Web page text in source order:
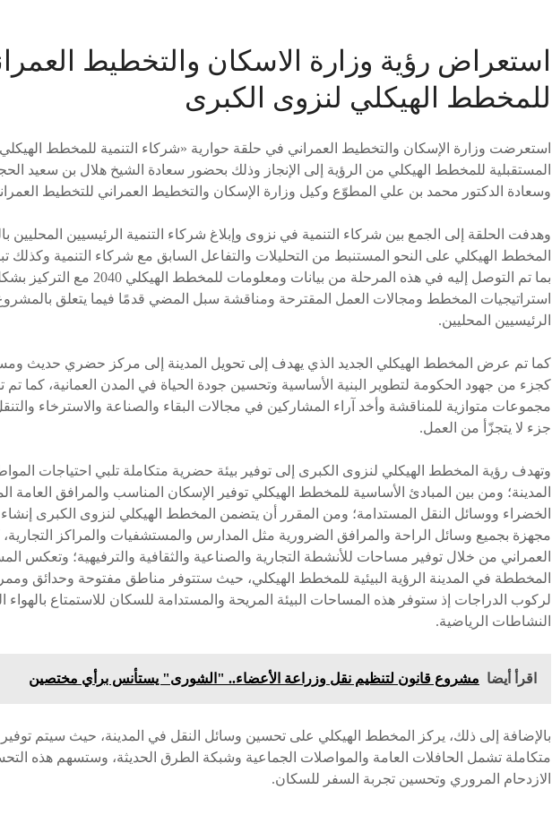
استعراض رؤية وزارة الاسكان والتخطيط
للمخطط الهيكلي لنزوى الكبرى
استعرضت وزارة الإسكان والتخطيط العمراني في حلقة حوارية «شركاء التنمية للمخطط الهيكلي
المستقبلية للمخطط الهيكلي من الرؤية إلى الإنجاز وذلك بحضور سعادة الشيخ هلال بن سعيد
وسعادة الدكتور محمد بن علي المطوّع وكيل وزارة الإسكان والتخطيط العمراني للتخطيط
وهدفت الحلقة إلى الجمع بين شركاء التنمية في نزوى وإبلاغ شركاء التنمية الرئيسيين المحليين
المخطط الهيكلي على النحو المستنبط من التحليلات والتفاعل السابق مع شركاء التنمية وكذلك
بما تم التوصل إليه في هذه المرحلة من بيانات
استراتيجيات المخطط ومجالات العمل المقترحة ومناقشة سبل المضي قدمًا فيما يتعلق
الرئيسيين المحليين.
كما تم عرض المخطط الهيكلي الجديد الذي يهدف إلى تحويل المدينة إلى مركز حضري حديث
كجزء من جهود الحكومة لتطوير البنية الأساسية وتحسين جودة الحياة في المدن العمانية، كما
مجموعات متوازية للمناقشة وأخد آراء المشاركين في مجالات البقاء والصناعة والاسترخاء
جزء لا يتجزّأ من العمل.
وتهدف رؤية المخطط الهيكلي لنزوى الكبرى إلى توفير بيئة حضرية متكاملة تلبي احتياجات
المدينة؛ ومن بين المبادئ الأساسية للمخطط الهيكلي توفير الإسكان المناسب والمرافق العامة
الخضراء ووسائل النقل المستدامة؛ ومن المقرر أن يتضمن المخطط الهيكلي لنزوى الكبرى
مجهزة بجميع وسائل الراحة والمرافق الضرورية مثل المدارس والمستشفيات والمراكز التجارية،
العمراني من خلال توفير مساحات للأنشطة التجارية والصناعية والثقافية والترفيهية؛ وتعكس
المخططة في المدينة الرؤية البيئية للمخطط الهيكلي، حيث ستتوفر مناطق مفتوحة وحدائق
لركوب الدراجات إذ ستوفر هذه المساحات البيئة المريحة والمستدامة للسكان للاستمتاع
النشاطات الرياضية.
اقرأ أيضا مشروع قانون لتنظيم نقل وزراعة الأعضاء.. "الشورى" يستأنس برأي مختصين
بالإضافة إلى ذلك، يركز المخطط الهيكلي على تحسين وسائل النقل في المدينة، حيث سيتم
متكاملة تشمل الحافلات العامة والمواصلات الجماعية وشبكة الطرق الحديثة، وستسهم هذه
الازدحام المروري وتحسين تجربة السفر للسكان.